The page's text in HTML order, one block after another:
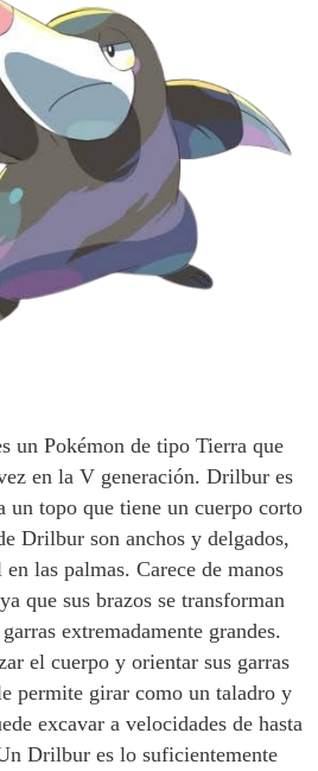
un Pokémon de tipo Tierra que
en la V generación. Drilbur es
un topo que tiene un cuerpo corto
Drilbur son anchos y delgados,
las palmas. Carece de manos
que sus brazos se transforman
extremadamente grandes.
el cuerpo y orientar sus garras
permite girar como un taladro y
excavar a velocidades de hasta
Drilbur es lo suficientemente